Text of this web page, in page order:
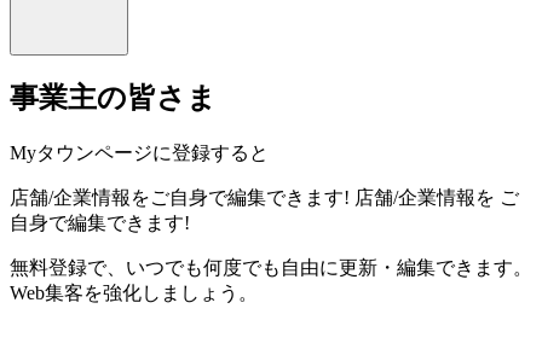
事業主の皆さま
Myタウンページに登録すると
店舗/企業情報をご自身で編集できます! 店舗/企業情報を ご
自身で編集できます!
無料登録で、いつでも何度でも自由に更新・編集できます。
Web集客を強化しましょう。